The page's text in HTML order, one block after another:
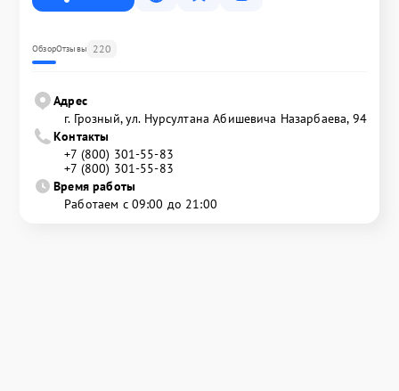
ОбзорОтзывы 220
Адрес
г. Грозный, ул. Нурсултана Абишевича Назарбаева, 94
Контакты
+7 (800) 301-55-83
+7 (800) 301-55-83
Время работы
Работаем с 09:00 до 21:00